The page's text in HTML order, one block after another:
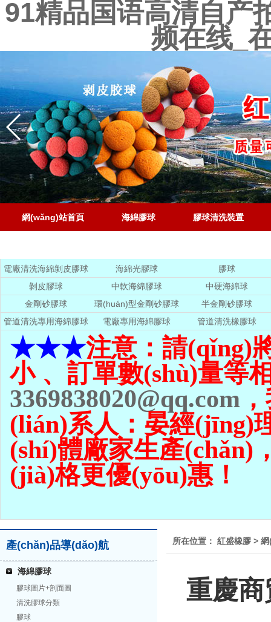
91精品国语高清自产
频在线_
網(wǎng)站首頁 海綿膠球 膠球清洗裝置
電廠清洗海綿剝皮膠球 海綿光膠球
膠球
剝皮膠球
中軟海綿膠球
中硬海綿球
金剛砂膠球
環(huán)型金剛砂膠球
半金剛砂膠球
管道清洗專用海綿膠球
電廠專用海綿膠球 管道清洗橡膠球
★★★注意：請(qǐng)
小 、訂單數(shù)量等
3369838020@qq.com
(lián)系人：晏經(jīng)理
(shí)體廠家生產(chǎn)
(jià)格更優(yōu)惠！
產(chǎn)品導(dǎo)航
海綿膠球
膠球圖片+剖面圖
清洗膠球分類
膠球
所在位置： 紅盛橡膠 >
重慶